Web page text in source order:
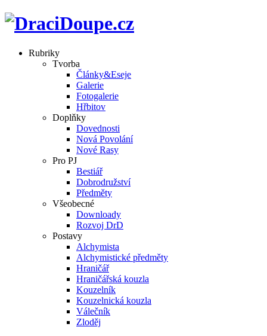
Rubriky
Tvorba
Články&Eseje
Galerie
Fotogalerie
Hřbitov
Doplňky
Dovednosti
Nová Povolání
Nové Rasy
Pro PJ
Bestiář
Dobrodružství
Předměty
Všeobecné
Downloady
Rozvoj DrD
Postavy
Alchymista
Alchymistické předměty
Hraničář
Hraničářská kouzla
Kouzelník
Kouzelnická kouzla
Válečník
Zloděj